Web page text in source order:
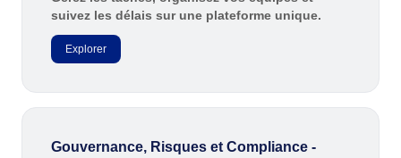
Produits Chimiques
Services de Santé
Services et Conseil
Transport et Logistique
IATF 16949
SPC
suivez les délais sur une plateforme unique.
Explorer
Gouvernance, Risques et Compliance -